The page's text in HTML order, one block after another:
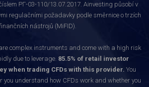
РГ-03-110/13.07.2017. Ainvesting působí v
regulačními požadavky podle směrnice o trzích
nástrojů (MiFID).
complex instruments and come with a high risk
due to leverage. 85.5% of retail investor
when trading CFDs with this provider. You
you understand how CFDs work and whether you